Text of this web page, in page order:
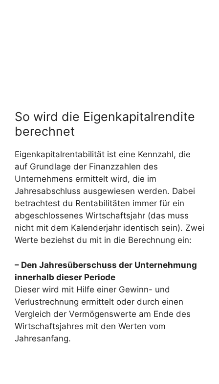
So wird die Eigenkapitalrendite
berechnet
Eigenkapitalrentabilität ist eine Kennzahl, die
auf Grundlage der Finanzzahlen des
Unternehmens ermittelt wird, die im
Jahresabschluss ausgewiesen werden. Dabei
betrachtest du Rentabilitäten immer für ein
abgeschlossenes Wirtschaftsjahr (das muss
nicht mit dem Kalenderjahr identisch sein). Zwei
Werte beziehst du mit in die Berechnung ein:
– Den Jahresüberschuss der Unternehmung
innerhalb dieser Periode
Dieser wird mit Hilfe einer Gewinn- und
Verlustrechnung ermittelt oder durch einen
Vergleich der Vermögenswerte am Ende des
Wirtschaftsjahres mit den Werten vom
Jahresanfang.